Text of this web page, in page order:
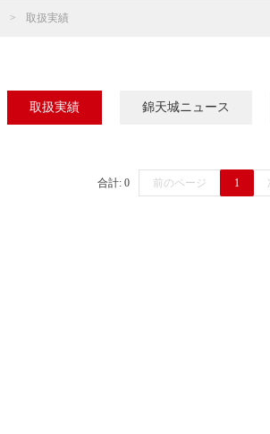
> 取扱実績
取扱実績 錦天城ニュース
合計: 0 前のページ 1